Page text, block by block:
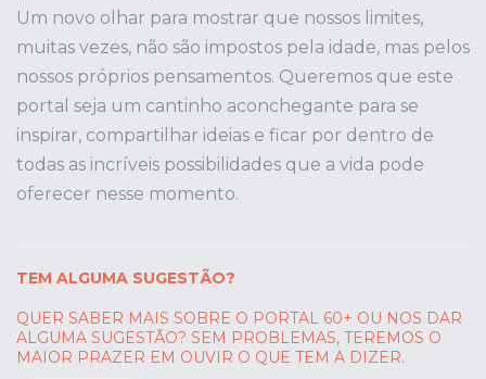
Um novo olhar para mostrar que nossos limites,
muitas vezes, não são impostos pela idade, mas pelos
nossos próprios pensamentos. Queremos que este
portal seja um cantinho aconchegante para se
inspirar, compartilhar ideias e ficar por dentro de
todas as incríveis possibilidades que a vida pode
oferecer nesse momento.
TEM ALGUMA SUGESTÃO?
QUER SABER MAIS SOBRE O PORTAL 60+ OU NOS DAR
ALGUMA SUGESTÃO? SEM PROBLEMAS, TEREMOS O
MAIOR PRAZER EM OUVIR O QUE TEM A DIZER.